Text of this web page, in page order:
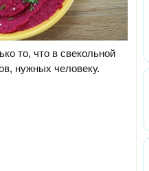
то, что в свекольной
нужных человеку.